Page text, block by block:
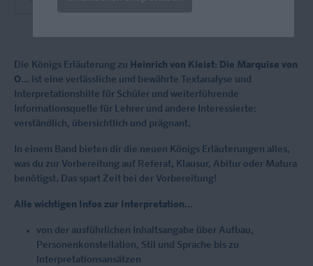
Die Königs Erläuterung zu Heinrich von Kleist: Die Marquise von
O... ist eine verlässliche und bewährte Textanalyse und
Interpretationshilfe für Schüler und weiterführende
Informationsquelle für Lehrer und andere Interessierte:
verständlich, übersichtlich und prägnant.
In einem Band bieten dir die neuen Königs Erläuterungen alles,
was du zur Vorbereitung auf Referat, Klausur, Abitur oder Matura
benötigst. Das spart Zeit bei der Vorbereitung!
Alle wichtigen Infos zur Interpretation...
von der ausführlichen Inhaltsangabe über Aufbau,
Personenkonstellation, Stil und Sprache bis zu
Interpretationsansätzen